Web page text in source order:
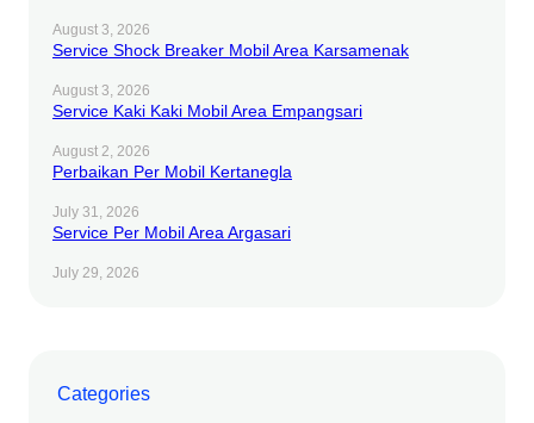
August 3, 2026
Service Shock Breaker Mobil Area Karsamenak
August 3, 2026
Service Kaki Kaki Mobil Area Empangsari
August 2, 2026
Perbaikan Per Mobil Kertanegla
July 31, 2026
Service Per Mobil Area Argasari
July 29, 2026
Categories